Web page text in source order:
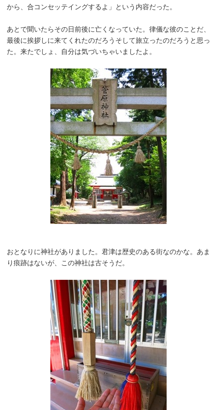
から、合コンセッテイングするよ」という内容だった。
あとで聞いたらその日前後に亡くなっていた。律儀な彼のことだ、
最後に挨拶しに来てくれたのだろうそして旅立ったのだろうと思っ
た。来たでしょ、自分は気づいちゃいましたよ。
おとなりに神社がありました。君津は歴史のある街なのかな。あま
り痕跡はないが、この神社は古そうだ。